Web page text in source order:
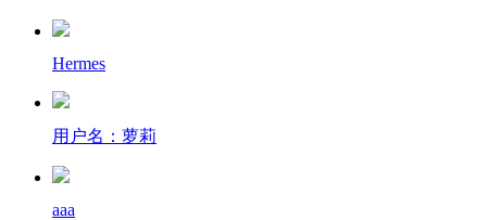
Hermes
用户名：萝莉
aaa